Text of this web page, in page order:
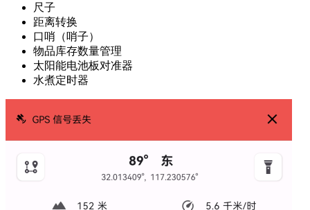
尺子
距离转换
口哨（哨子）
物品库存数量管理
太阳能电池板对准器
水煮定时器